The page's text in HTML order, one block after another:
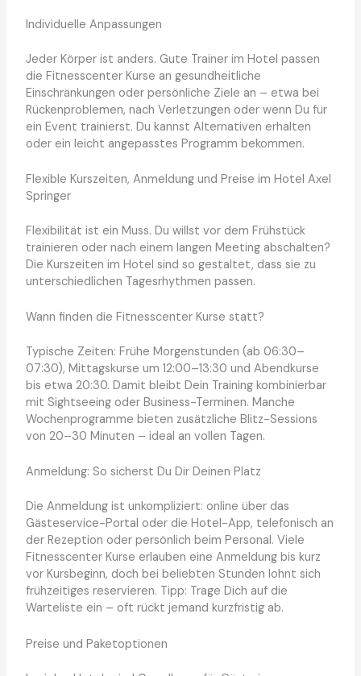
Individuelle Anpassungen
Jeder Körper ist anders. Gute Trainer im Hotel passen
die Fitnesscenter Kurse an gesundheitliche
Einschränkungen oder persönliche Ziele an – etwa bei
Rückenproblemen, nach Verletzungen oder wenn Du für
ein Event trainierst. Du kannst Alternativen erhalten
oder ein leicht angepasstes Programm bekommen.
Flexible Kurszeiten, Anmeldung und Preise im Hotel Axel
Springer
Flexibilität ist ein Muss. Du willst vor dem Frühstück
trainieren oder nach einem langen Meeting abschalten?
Die Kurszeiten im Hotel sind so gestaltet, dass sie zu
unterschiedlichen Tagesrhythmen passen.
Wann finden die Fitnesscenter Kurse statt?
Typische Zeiten: Frühe Morgenstunden (ab 06:30–
07:30), Mittagskurse um 12:00–13:30 und Abendkurse
bis etwa 20:30. Damit bleibt Dein Training kombinierbar
mit Sightseeing oder Business-Terminen. Manche
Wochenprogramme bieten zusätzliche Blitz-Sessions
von 20–30 Minuten – ideal an vollen Tagen.
Anmeldung: So sicherst Du Dir Deinen Platz
Die Anmeldung ist unkompliziert: online über das
Gästeservice-Portal oder die Hotel-App, telefonisch an
der Rezeption oder persönlich beim Personal. Viele
Fitnesscenter Kurse erlauben eine Anmeldung bis kurz
vor Kursbeginn, doch bei beliebten Stunden lohnt sich
frühzeitiges reservieren. Tipp: Trage Dich auf die
Warteliste ein – oft rückt jemand kurzfristig ab.
Preise und Paketoptionen